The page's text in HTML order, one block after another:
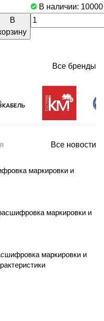
В
В наличии:
Все бренды
Все новости
маркировки и
маркировки и
маркировки и